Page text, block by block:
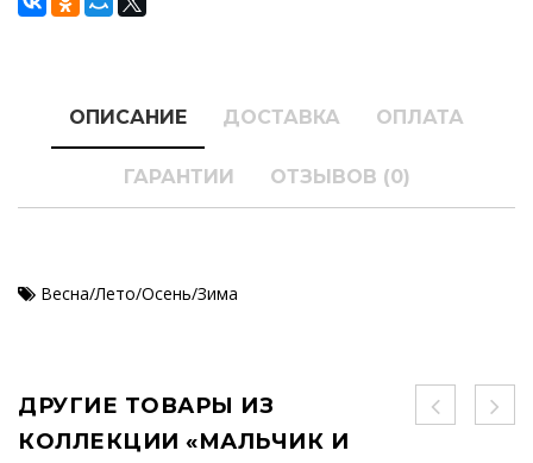
ОПИСАНИЕ ДОСТАВКА ОПЛАТА
ГАРАНТИИ ОТЗЫВОВ (0)
Весна/Лето/Осень/Зима
ДРУГИЕ ТОВАРЫ ИЗ
КОЛЛЕКЦИИ «МАЛЬЧИК И